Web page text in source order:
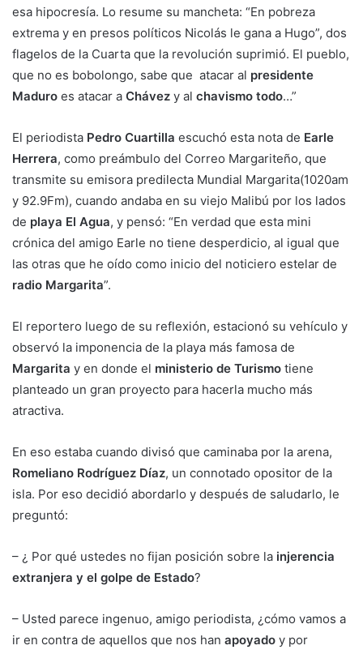
esa hipocresía. Lo resume su mancheta: “En pobreza
extrema y en presos políticos Nicolás le gana a Hugo”, dos
flagelos de la Cuarta que la revolución suprimió. El pueblo,
que no es bobolongo, sabe que atacar al presidente
Maduro es atacar a Chávez y al chavismo todo…”
El periodista Pedro Cuartilla escuchó esta nota de Earle
Herrera, como preámbulo del Correo Margariteño, que
transmite su emisora predilecta Mundial Margarita(1020am
y 92.9Fm), cuando andaba en su viejo Malibú por los lados
de playa El Agua, y pensó: “En verdad que esta mini
crónica del amigo Earle no tiene desperdicio, al igual que
las otras que he oído como inicio del noticiero estelar de
radio Margarita”.
El reportero luego de su reflexión, estacionó su vehículo y
observó la imponencia de la playa más famosa de
Margarita y en donde el ministerio de Turismo tiene
planteado un gran proyecto para hacerla mucho más
atractiva.
En eso estaba cuando divisó que caminaba por la arena,
Romeliano Rodríguez Díaz, un connotado opositor de la
isla. Por eso decidió abordarlo y después de saludarlo, le
preguntó:
– ¿ Por qué ustedes no fijan posición sobre la injerencia
extranjera y el golpe de Estado?
– Usted parece ingenuo, amigo periodista, ¿cómo vamos a
ir en contra de aquellos que nos han apoyado y por